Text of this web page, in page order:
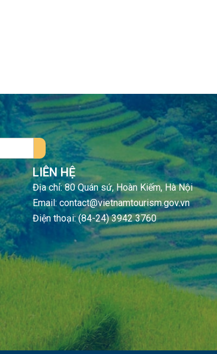
LIÊN HỆ
Địa chỉ: 80 Quán sứ, Hoàn Kiếm, Hà Nội
Email: contact@vietnamtourism.gov.vn
Điện thoại: (84-24) 3942 3760